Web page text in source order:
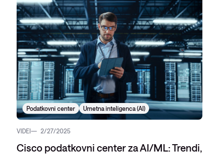
Podatkovni center Umetna inteligenca (AI)
VIDEI 2/27/2025
Cisco podatkovni center za AI/ML: Trendi,